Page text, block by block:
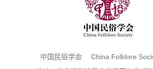
中国民俗学会 China Folklore